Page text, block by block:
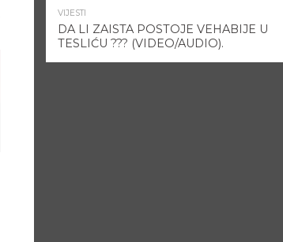
VIJESTI
DA LI ZAISTA POSTOJE VEHABIJE U
TESLIĆU ??? (VIDEO/AUDIO).